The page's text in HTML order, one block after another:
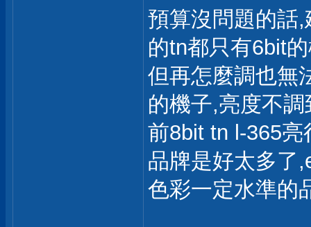
預算沒問題的話
的tn都只有6bit
但再怎麼調也無
的機子,亮度不
前8bit tn l-365
品牌是好太多了
色彩一定水準的